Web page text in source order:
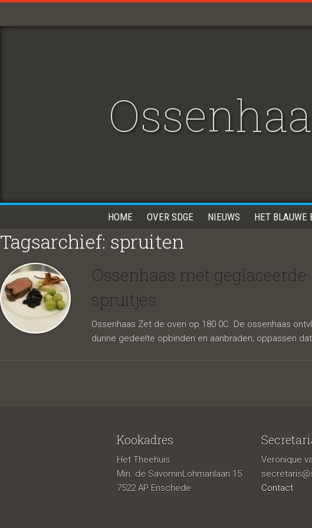
HOME OVER SDGE NIEUWS HET BLAUWE
Tagsarchief: spruiten
Ossenhaas met
spruitjes
Ossenhaas Zet de oven op 180 0C. De ossenhaas
dunne gedeelte opbinden en aanbraden; oppassen
Kookadres
Het Theehuis
Min. de SavorninLohmanlaan 15
7522 AP Enschede
Veronique
Contact